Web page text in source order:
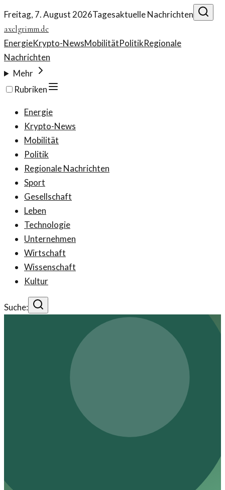
Freitag, 7. August 2026Tagesaktuelle Nachrichten
axelgrimm.de
EnergieKrypto-NewsMobilitätPolitikRegionale
Nachrichten
Mehr
Rubriken
Energie
Krypto-News
Mobilität
Politik
Regionale Nachrichten
Sport
Gesellschaft
Leben
Technologie
Unternehmen
Wirtschaft
Wissenschaft
Kultur
Suche: